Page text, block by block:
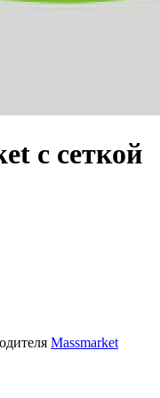
с сеткой
Massmarket